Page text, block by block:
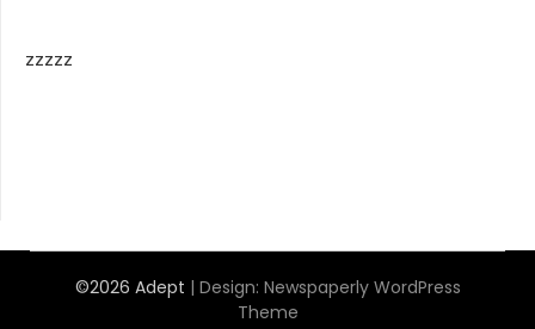
zzzzz
©2026 Adept | Design: Newspaperly WordPress
Theme